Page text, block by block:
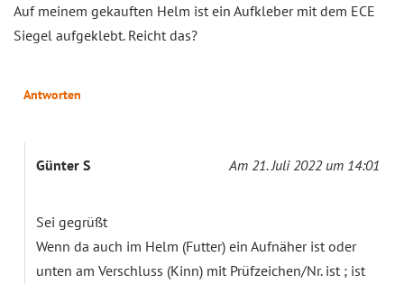
Auf meinem gekauften Helm ist ein Aufkleber mit dem ECE
Siegel aufgeklebt. Reicht das?
Antworten
Günter S Am 21. Juli 2022 um 14:01
Sei gegrüßt
Wenn da auch im Helm (Futter) ein Aufnäher ist oder
unten am Verschluss (Kinn) mit Prüfzeichen/Nr. ist ; ist